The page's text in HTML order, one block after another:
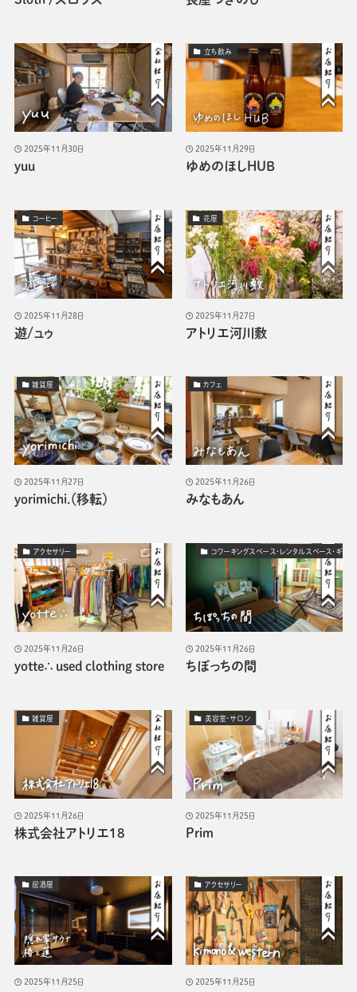
yuu
2025年11月30日
立ち飲み
ゆめのほしHUB
2025年11月29日
コーヒー
遊/ュゥ
2025年11月28日
花屋
アトリエ河川敷
2025年11月27日
雑貨屋
yorimichi.（移転）
2025年11月27日
カフェ
みなもあん
2025年11月26日
アクセサリー
yotte∴ used clothing store
2025年11月26日
コワーキングスペース・レンタルスペース・ギャラ
ちぽっちの間
2025年11月26日
雑貨屋
株式会社アトリエ18
2025年11月26日
美容室・サロン
Prim
2025年11月25日
居酒屋
2025年11月25日
アクセサリー
2025年11月25日